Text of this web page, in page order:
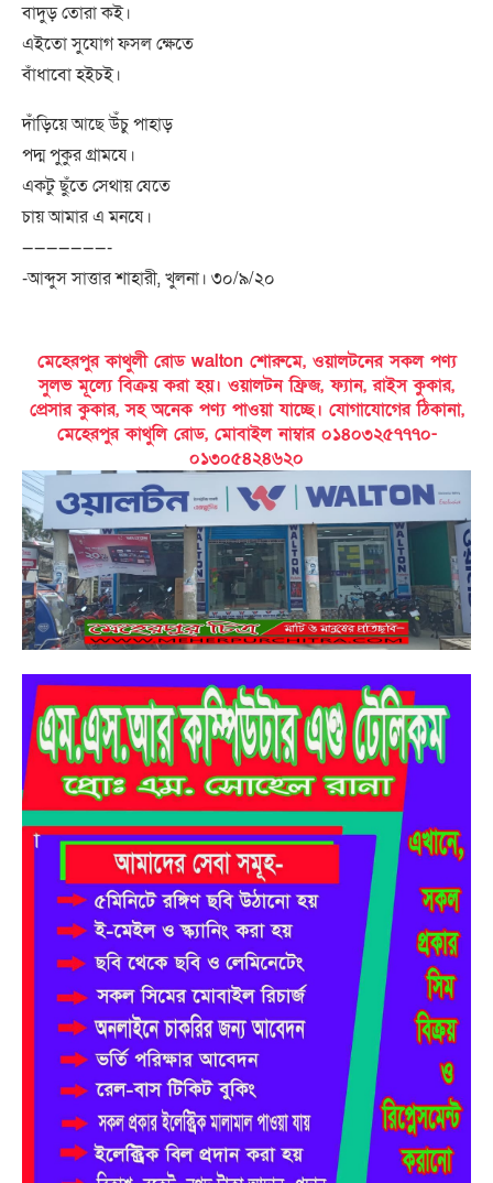
বাদুড় তোরা কই।
এইতো সুযোগ ফসল ক্ষেতে
বাঁধাবো হইচই।
দাঁড়িয়ে আছে উঁচু পাহাড়
পদ্ম পুকুর গ্রামযে।
একটু ছুঁতে সেথায় যেতে
চায় আমার এ মনযে।
———————-
-আব্দুস সাত্তার শাহারী, খুলনা। ৩০/৯/২০
মেহেরপুর কাথুলী রোড walton শোরুমে, ওয়ালটনের সকল পণ্য
সুলভ মূল্যে বিক্রয় করা হয়। ওয়ালটন ফ্রিজ, ফ্যান, রাইস কুকার,
প্রেসার কুকার, সহ অনেক পণ্য পাওয়া যাচ্ছে। যোগাযোগের ঠিকানা,
মেহেরপুর কাথুলি রোড, মোবাইল নাম্বার ০১৪০৩২৫৭৭৭০-
০১৩০৫৪২৪৬২০